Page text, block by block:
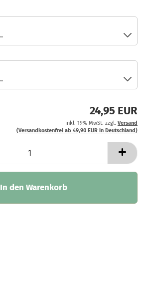
24,95 EUR
inkl. 19% MwSt. zzgl. Versand
(Versandkostenfrei ab 49,90 EUR in Deutschland)
In den Warenkorb